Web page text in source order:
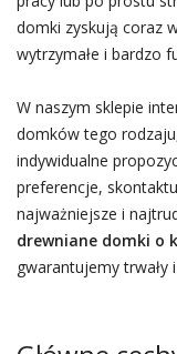
domki zyskują coraz
wytrzymałe i bardzo
W naszym sklepie
domków tego
indywidualne
preferencje,
najważniejsze i
drewniane domki o
gwarantujemy trwały